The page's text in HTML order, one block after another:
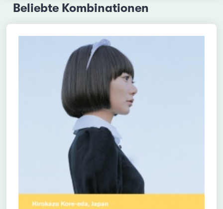
Beliebte Kombinationen